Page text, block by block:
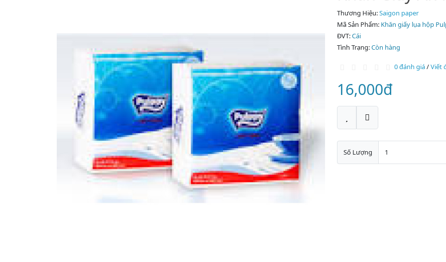
Thương Hiệu:Saigon paper
Mã Sản Phẩm: Khăn giấy lụa hộp
ĐVT:Cái
Tình Trạng:Còn hàng
0 đánh giá/Viết
16,000đ
Số Lượng